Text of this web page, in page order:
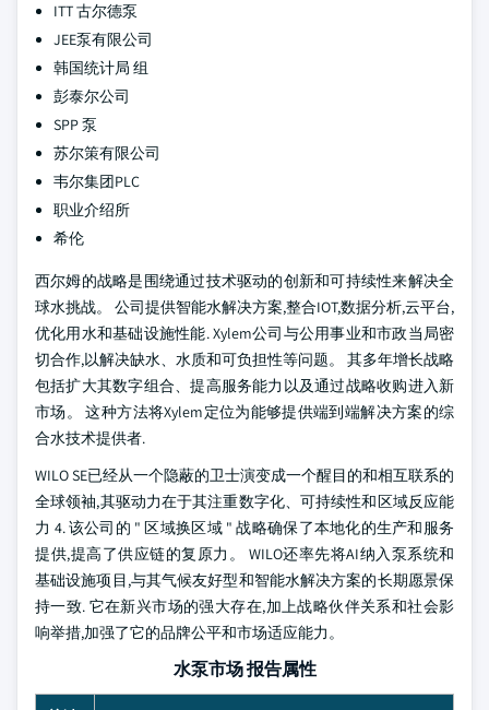
ITT 古尔德泵
JEE泵有限公司
韩国统计局 组
彭泰尔公司
SPP 泵
苏尔策有限公司
韦尔集团PLC
职业介绍所
希伦
西尔姆的战略是围绕通过技术驱动的创新和可持续性来解决全
球水挑战。 公司提供智能水解决方案,整合IOT,数据分析,云平台,
优化用水和基础设施性能. Xylem公司与公用事业和市政当局密
切合作,以解决缺水、水质和可负担性等问题。 其多年增长战略
包括扩大其数字组合、提高服务能力以及通过战略收购进入新
市场。 这种方法将Xylem定位为能够提供端到端解决方案的综
合水技术提供者.
WILO SE已经从一个隐蔽的卫士演变成一个醒目的和相互联系的
全球领袖,其驱动力在于其注重数字化、可持续性和区域反应能
力 4. 该公司的 " 区域换区域 " 战略确保了本地化的生产和服务
提供,提高了供应链的复原力。 WILO还率先将AI纳入泵系统和
基础设施项目,与其气候友好型和智能水解决方案的长期愿景保
持一致. 它在新兴市场的强大存在,加上战略伙伴关系和社会影
响举措,加强了它的品牌公平和市场适应能力。
水泵市场 报告属性